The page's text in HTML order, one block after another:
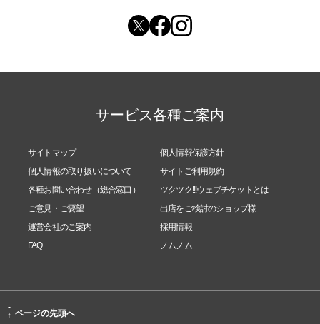
サービス各種ご案内
サイトマップ
個人情報保護方針
個人情報の取り扱いについて
サイトご利用規約
各種お問い合わせ（総合窓口）
ツクツク!!!ウェブチケットとは
ご意見・ご要望
出店をご検討のショップ様
運営会社のご案内
採用情報
FAQ
ノムノム
-
↑ ページの先頭へ